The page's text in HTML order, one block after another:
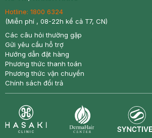
Hotline: 1800 6324
(Miễn phí , 08-22h kể cả T7, CN)
Các câu hỏi thường gặp
Gửi yêu cầu hỗ trợ
Hướng dẫn đặt hàng
Phương thức thanh toán
Phương thức vận chuyển
Chính sách đổi trả